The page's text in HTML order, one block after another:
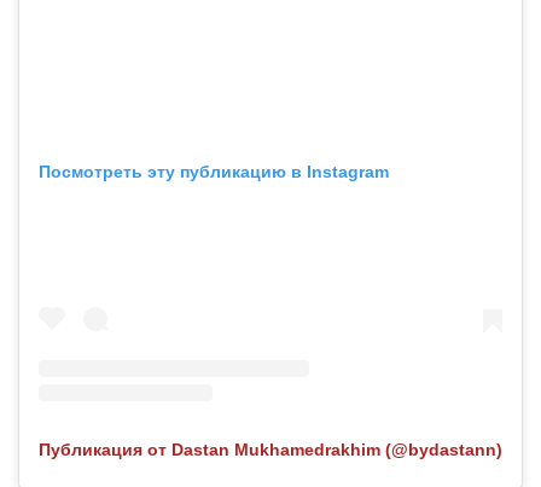
Посмотреть эту публикацию в Instagram
Публикация от Dastan Mukhamedrakhim (@bydastann)